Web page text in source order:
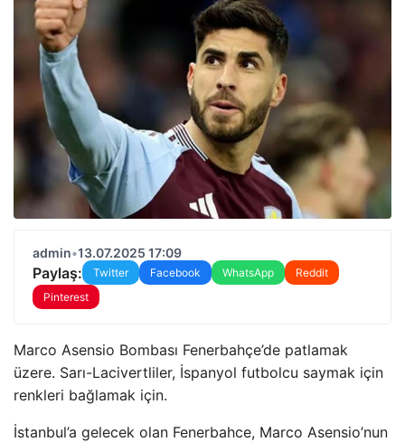
admin•13.07.2025 17:09
Paylaş: Twitter Facebook WhatsApp
Reddit
Pinterest
Marco Asensio Bombası Fenerbahçe’de patlamak
üzere. Sarı-Lacivertliler, İspanyol futbolcu saymak için
renkleri bağlamak için.
İstanbul’a gelecek olan Fenerbahce, Marco Asensio’nun